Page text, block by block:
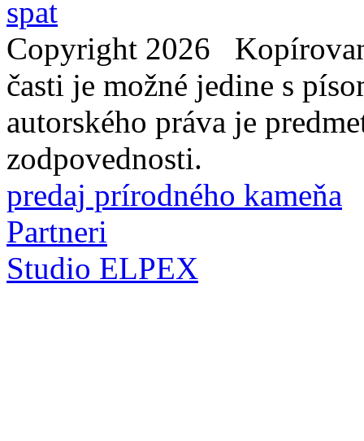
Copyright 2026
časti je možné jedine s
autorského práva je
zodpovednosti.
predaj prírodného kameňa
Partneri
Studio ELPEX